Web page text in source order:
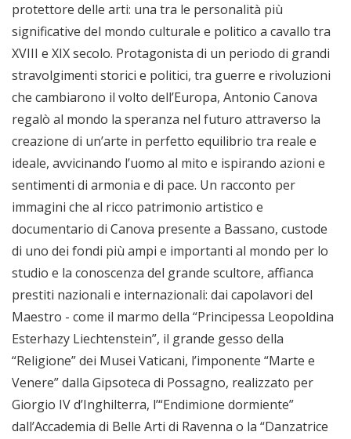
protettore delle arti: una tra le personalità più
significative del mondo culturale e politico a cavallo tra
XVIII e XIX secolo. Protagonista di un periodo di grandi
stravolgimenti storici e politici, tra guerre e rivoluzioni
che cambiarono il volto dell’Europa, Antonio Canova
regalò al mondo la speranza nel futuro attraverso la
creazione di un’arte in perfetto equilibrio tra reale e
ideale, avvicinando l’uomo al mito e ispirando azioni e
sentimenti di armonia e di pace. Un racconto per
immagini che al ricco patrimonio artistico e
documentario di Canova presente a Bassano, custode
di uno dei fondi più ampi e importanti al mondo per lo
studio e la conoscenza del grande scultore, affianca
prestiti nazionali e internazionali: dai capolavori del
Maestro - come il marmo della “Principessa Leopoldina
Esterhazy Liechtenstein”, il grande gesso della
“Religione” dei Musei Vaticani, l’imponente “Marte e
Venere” dalla Gipsoteca di Possagno, realizzato per
Giorgio IV d’Inghilterra, l’“Endimione dormiente”
dall’Accademia di Belle Arti di Ravenna o la “Danzatrice